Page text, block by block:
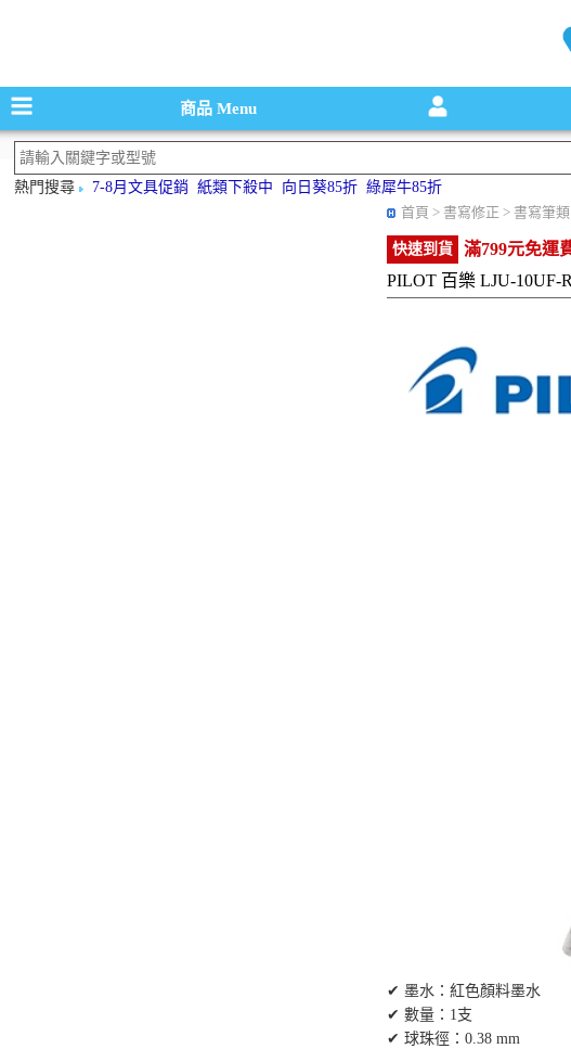
碳粉匣，墨水匣,原廠碳
商品Menu
熱門搜尋 7-8月文具促銷 紙類下殺中 向日葵85折 綠犀牛85折
首頁 > 書寫修正 > 書寫筆
快速到貨
滿799元免運
PILOT 百樂 LJU-10UF-
✔ 墨水：紅色顏料墨水
✔ 數量：1支
✔ 球珠徑：0.38 mm